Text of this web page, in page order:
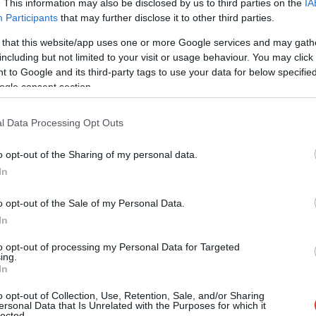
This information may also be disclosed by us to third parties on the
Participants that may further disclose it to other third parties.
that this website/app uses one or more Google services and may
but not limited to your visit or usage behaviour. You may
to Google and its third-party tags to use your data for below
consent section.
Data Processing Opt Outs
opt-out of the Sharing of my personal data.
opt-out of the Sale of my Personal Data.
opt-out of processing my Personal Data for Targeted
opt-out of Collection, Use, Retention, Sale, and/or Sharing
Data that Is Unrelated with the Purposes for which it
sokatmondó üzenettel rajtol el 2026. január
24-én a 12. Budapest Nemzetközi
Dokumentumfilm-fesztivál, vagyis a BIDF. Az
ország legnagyobb dokumentumfilmes
eseménye idén is kilép a főváros kereteiből,
hogy tizenkét vidéki városban, köztük
keresztül mutassa be korunk legégetőbb
kezdve az egészen intim, emberi sorsokig.
fesztivál
témában tartottak filmvetítést